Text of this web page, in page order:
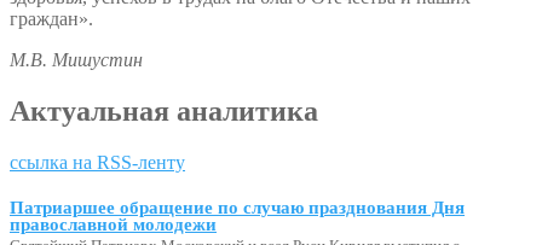
граждан».
М.В. Мишустин
Актуальная аналитика
ссылка на RSS-ленту
Патриаршее обращение по случаю празднования Дня
православной молодежи